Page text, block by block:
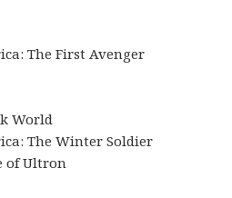
The First Avenger
World
The Winter Soldier
of Ultron